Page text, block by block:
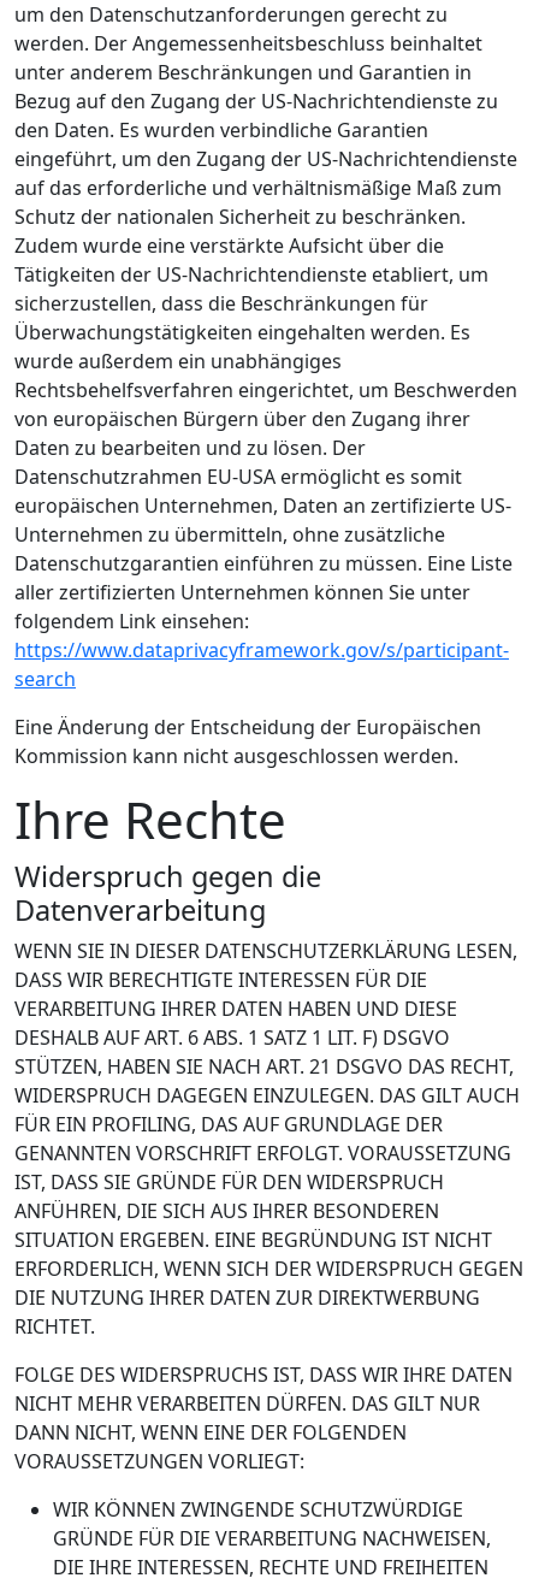
um den Datenschutzanforderungen gerecht zu
werden. Der Angemessenheitsbeschluss beinhaltet
unter anderem Beschränkungen und Garantien in
Bezug auf den Zugang der US-Nachrichtendienste zu
den Daten. Es wurden verbindliche Garantien
eingeführt, um den Zugang der US-Nachrichtendienste
auf das erforderliche und verhältnismäßige Maß zum
Schutz der nationalen Sicherheit zu beschränken.
Zudem wurde eine verstärkte Aufsicht über die
Tätigkeiten der US-Nachrichtendienste etabliert, um
sicherzustellen, dass die Beschränkungen für
Überwachungstätigkeiten eingehalten werden. Es
wurde außerdem ein unabhängiges
Rechtsbehelfsverfahren eingerichtet, um Beschwerden
von europäischen Bürgern über den Zugang ihrer
Daten zu bearbeiten und zu lösen. Der
Datenschutzrahmen EU-USA ermöglicht es somit
europäischen Unternehmen, Daten an zertifizierte US-
Unternehmen zu übermitteln, ohne zusätzliche
Datenschutzgarantien einführen zu müssen. Eine Liste
aller zertifizierten Unternehmen können Sie unter
folgendem Link einsehen:
https://www.dataprivacyframework.gov/s/participant-
search
Eine Änderung der Entscheidung der Europäischen
Kommission kann nicht ausgeschlossen werden.
Ihre Rechte
Widerspruch gegen die
Datenverarbeitung
WENN SIE IN DIESER DATENSCHUTZERKLÄRUNG LESEN,
DASS WIR BERECHTIGTE INTERESSEN FÜR DIE
VERARBEITUNG IHRER DATEN HABEN UND DIESE
DESHALB AUF ART. 6 ABS. 1 SATZ 1 LIT. F) DSGVO
STÜTZEN, HABEN SIE NACH ART. 21 DSGVO DAS RECHT,
WIDERSPRUCH DAGEGEN EINZULEGEN. DAS GILT AUCH
FÜR EIN PROFILING, DAS AUF GRUNDLAGE DER
GENANNTEN VORSCHRIFT ERFOLGT. VORAUSSETZUNG
IST, DASS SIE GRÜNDE FÜR DEN WIDERSPRUCH
ANFÜHREN, DIE SICH AUS IHRER BESONDEREN
SITUATION ERGEBEN. EINE BEGRÜNDUNG IST NICHT
ERFORDERLICH, WENN SICH DER WIDERSPRUCH GEGEN
DIE NUTZUNG IHRER DATEN ZUR DIREKTWERBUNG
RICHTET.
FOLGE DES WIDERSPRUCHS IST, DASS WIR IHRE DATEN
NICHT MEHR VERARBEITEN DÜRFEN. DAS GILT NUR
DANN NICHT, WENN EINE DER FOLGENDEN
VORAUSSETZUNGEN VORLIEGT:
WIR KÖNNEN ZWINGENDE SCHUTZWÜRDIGE
GRÜNDE FÜR DIE VERARBEITUNG NACHWEISEN,
DIE IHRE INTERESSEN, RECHTE UND FREIHEITEN